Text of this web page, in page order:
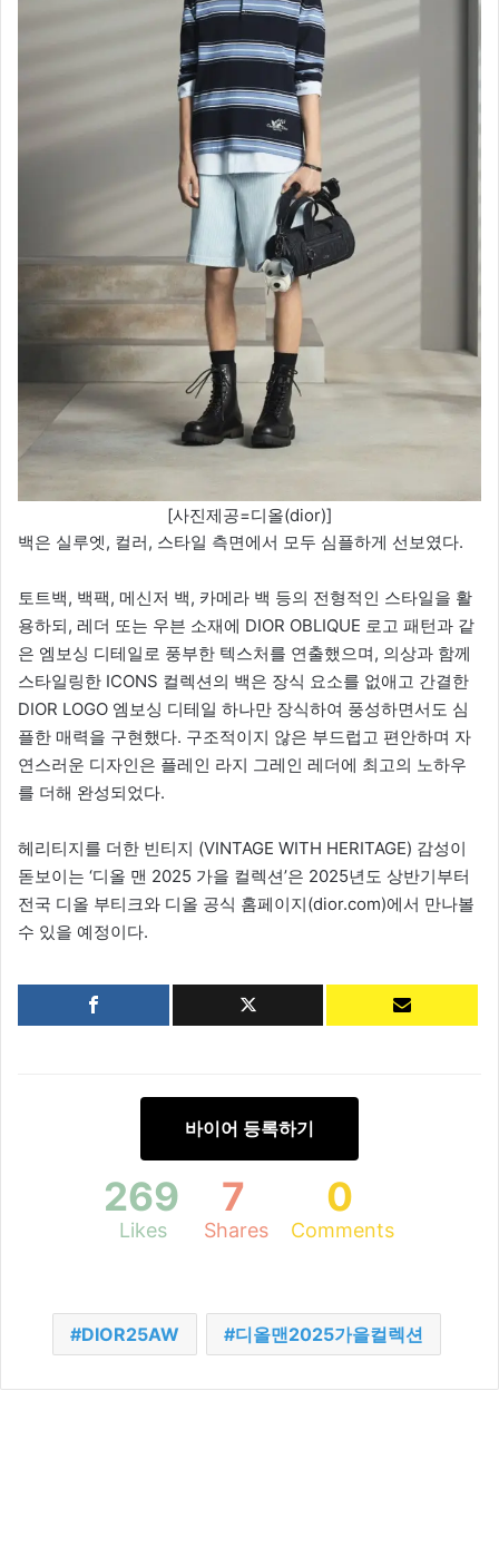
[사진제공=디올(dior)]
백은 실루엣, 컬러, 스타일 측면에서 모두 심플하게 선보였다.
토트백, 백팩, 메신저 백, 카메라 백 등의 전형적인 스타일을 활
용하되, 레더 또는 우븐 소재에 DIOR OBLIQUE 로고 패턴과 같
은 엠보싱 디테일로 풍부한 텍스처를 연출했으며, 의상과 함께
스타일링한 ICONS 컬렉션의 백은 장식 요소를 없애고 간결한
DIOR LOGO 엠보싱 디테일 하나만 장식하여 풍성하면서도 심
플한 매력을 구현했다. 구조적이지 않은 부드럽고 편안하며 자
연스러운 디자인은 플레인 라지 그레인 레더에 최고의 노하우
를 더해 완성되었다.
헤리티지를 더한 빈티지 (VINTAGE WITH HERITAGE) 감성이
돋보이는 ‘디올 맨 2025 가을 컬렉션’은 2025년도 상반기부터
전국 디올 부티크와 디올 공식 홈페이지(dior.com)에서 만나볼
수 있을 예정이다.
바이어 등록하기
269
Likes
7
Shares
0
Comments
DIOR25AW 디올맨2025가을컬렉션